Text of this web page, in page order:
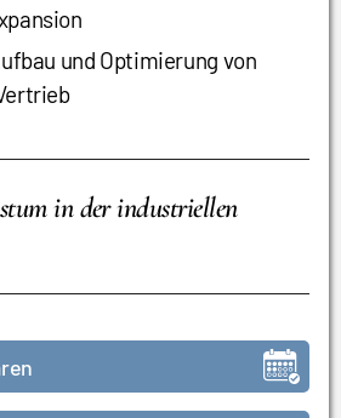
und Optimierung von
in der industriellen